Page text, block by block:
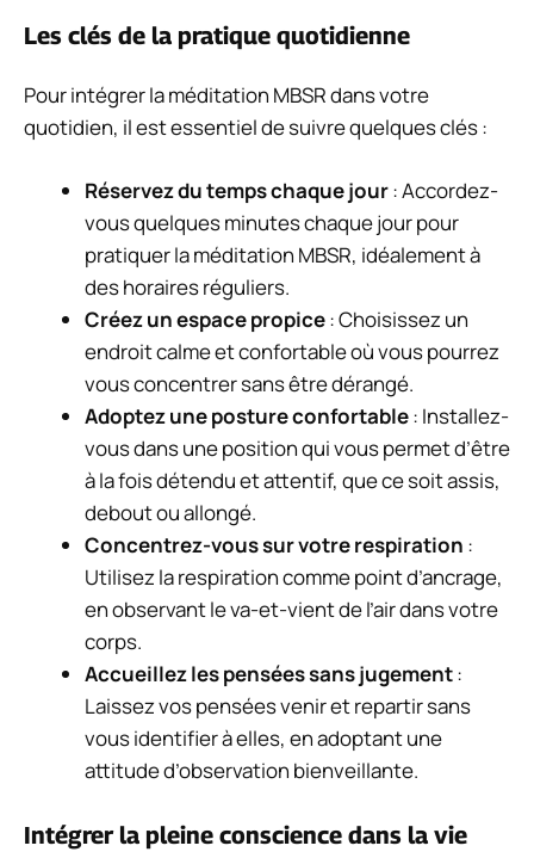
Les clés de la pratique quotidienne
Pour intégrer la méditation MBSR dans votre
quotidien, il est essentiel de suivre quelques clés :
Réservez du temps chaque jour: Accordez-
vous quelques minutes chaque jour pour
pratiquer la méditation MBSR, idéalement à
des horaires réguliers.
Créez un espace propice: Choisissez un
endroit calme et confortable où vous pourrez
vous concentrer sans être dérangé.
Adoptez une posture confortable: Installez-
vous dans une position qui vous permet d’être
à la fois détendu et attentif, que ce soit assis,
debout ou allongé.
Concentrez-vous sur votre respiration :
Utilisez la respiration comme point d’ancrage,
en observant le va-et-vient de l’air dans votre
corps.
Accueillez les pensées sans jugement:
Laissez vos pensées venir et repartir sans
vous identifier à elles, en adoptant une
attitude d’observation bienveillante.
Intégrer la pleine conscience dans la vie